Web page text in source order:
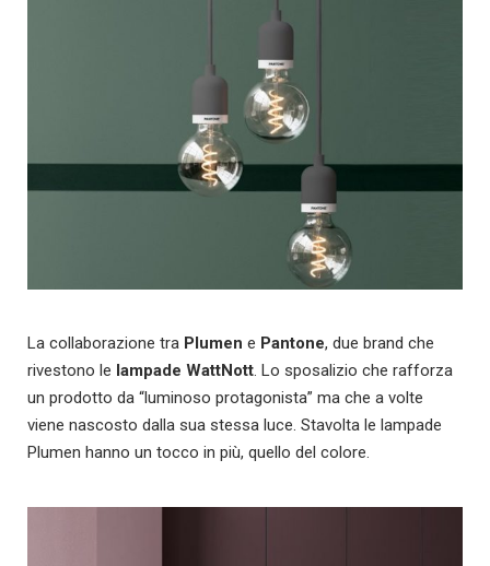
La collaborazione tra Plumen e Pantone, due brand che
rivestono le lampade WattNott . Lo sposalizio che rafforza
un prodotto da “luminoso protagonista” ma che a volte
viene nascosto dalla sua stessa luce. Stavolta le lampade
Plumen hanno un tocco in più, quello del colore.